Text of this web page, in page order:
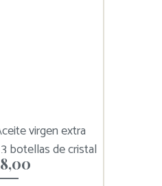
virgen extra
botellas de cristal